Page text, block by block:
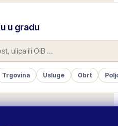
u gradu
Trgovina Usluge Obrt